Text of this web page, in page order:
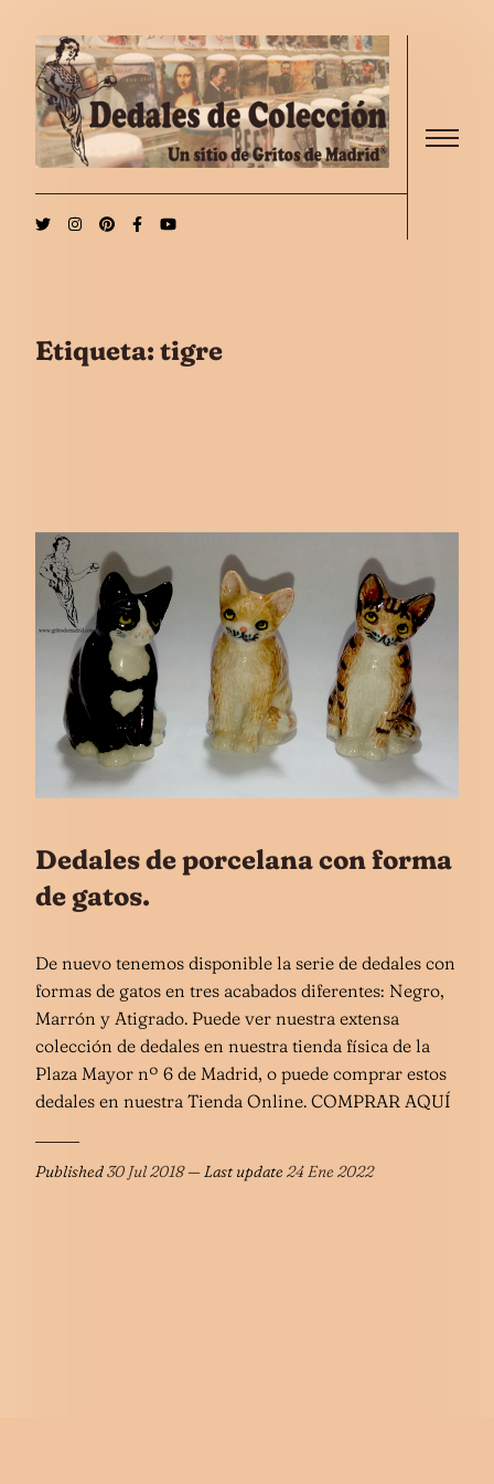
Etiqueta: tigre
Dedales de porcelana con forma
de gatos.
De nuevo tenemos disponible la serie de dedales con
formas de gatos en tres acabados diferentes: Negro,
Marrón y Atigrado. Puede ver nuestra extensa
colección de dedales en nuestra tienda física de la
Plaza Mayor nº 6 de Madrid, o puede comprar estos
dedales en nuestra Tienda Online. COMPRAR AQUÍ
Published30 Jul 2018— Last update24 Ene 2022